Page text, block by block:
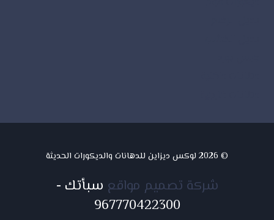
© 2026 لوكس ديزاين للدهانات والديكورات الحديثة
شركة تصميم مواقع سبأتك -
967770422300